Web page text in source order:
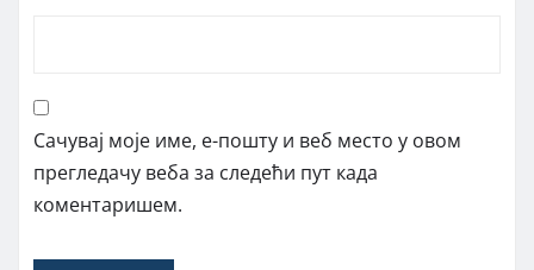
Сачувај моје име, е-пошту и веб место у овом
прегледачу веба за следећи пут када
коментаришем.